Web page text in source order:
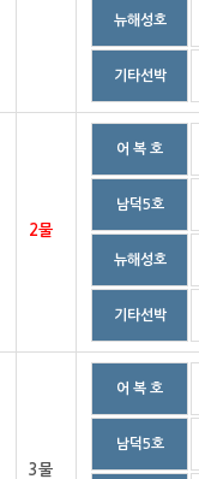
뉴해성호
기타선박
2물
어 복 호
남덕5호
뉴해성호
기타선박
3물
어 복 호
남덕5호